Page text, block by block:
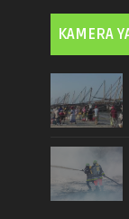
KAMERA